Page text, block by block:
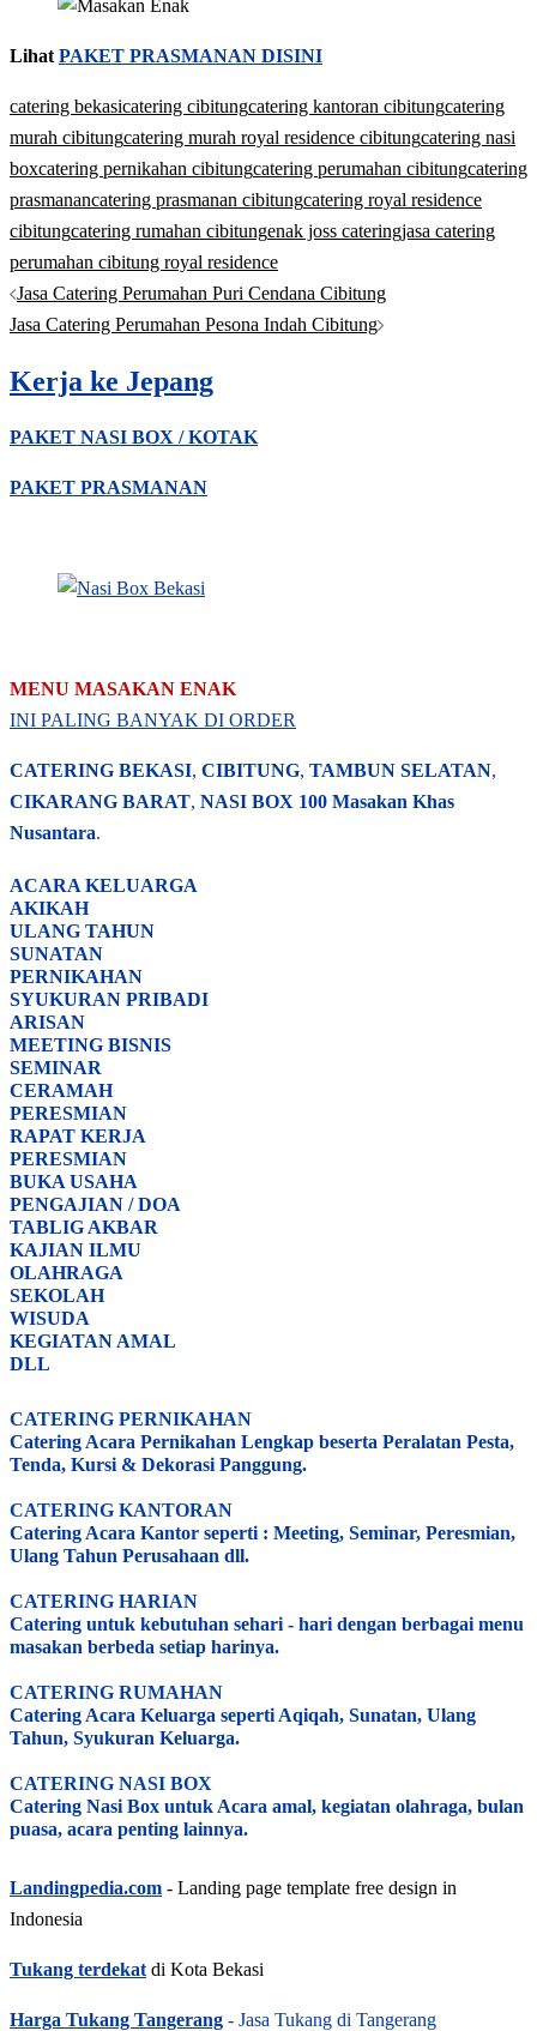
Lihat PAKET PRASMANAN DISINI
catering bekasicatering cibitungcatering kantoran cibitungcatering
murah cibitungcatering murah royal residence cibitungcatering nasi
boxcatering pernikahan cibitungcatering perumahan cibitungcatering
prasmanancatering prasmanan cibitungcatering royal residence
cibitungcatering rumahan cibitungenak joss cateringjasa catering
perumahan cibitung royal residence
Post
navigation
Jasa Catering Perumahan Puri Cendana Cibitung
Jasa Catering Perumahan Pesona Indah Cibitung
Kerja ke Jepang
PAKET NASI BOX / KOTAK
PAKET PRASMANAN
MENU MASAKAN ENAK
INI PALING BANYAK DI ORDER
CATERING BEKASI, CIBITUNG, TAMBUN SELATAN,
CIKARANG BARAT, NASI BOX 100 Masakan Khas
Nusantara.
ACARA KELUARGA
AKIKAH
ULANG TAHUN
SUNATAN
PERNIKAHAN
SYUKURAN PRIBADI
ARISAN
MEETING BISNIS
SEMINAR
CERAMAH
PERESMIAN
RAPAT KERJA
PERESMIAN
BUKA USAHA
PENGAJIAN / DOA
TABLIG AKBAR
KAJIAN ILMU
OLAHRAGA
SEKOLAH
WISUDA
KEGIATAN AMAL
DLL
CATERING PERNIKAHAN
Catering Acara Pernikahan Lengkap beserta Peralatan Pesta,
Tenda, Kursi & Dekorasi Panggung.
CATERING KANTORAN
Catering Acara Kantor seperti : Meeting, Seminar, Peresmian,
Ulang Tahun Perusahaan dll.
CATERING HARIAN
Catering untuk kebutuhan sehari - hari dengan berbagai menu
masakan berbeda setiap harinya.
CATERING RUMAHAN
Catering Acara Keluarga seperti Aqiqah, Sunatan, Ulang
Tahun, Syukuran Keluarga.
CATERING NASI BOX
Catering Nasi Box untuk Acara amal, kegiatan olahraga, bulan
puasa, acara penting lainnya.
Landingpedia.com - Landing page template free design in
Indonesia
Tukang terdekat di Kota Bekasi
Harga Tukang Tangerang - Jasa Tukang di Tangerang